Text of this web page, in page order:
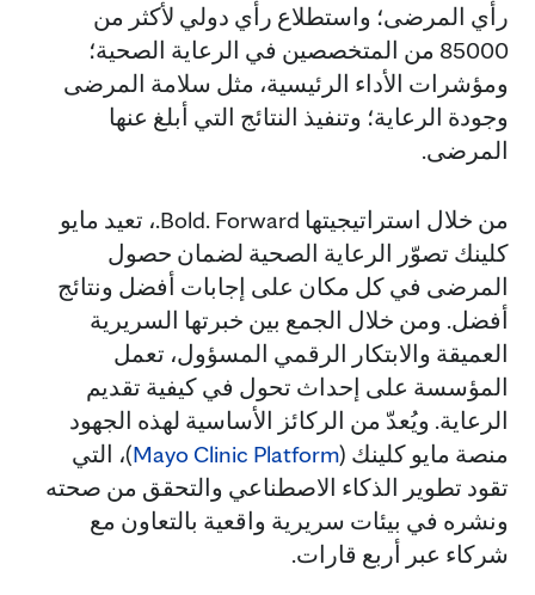
رأي المرضى؛ واستطلاع رأي دولي لأكثر من
85000 من المتخصصين في الرعاية الصحية؛
ومؤشرات الأداء الرئيسية، مثل سلامة المرضى
وجودة الرعاية؛ وتنفيذ النتائج التي أبلغ عنها
المرضى.
من خلال استراتيجيتها Bold. Forward.، تعيد مايو
كلينك تصوّر الرعاية الصحية لضمان حصول
المرضى في كل مكان على إجابات أفضل ونتائج
أفضل. ومن خلال الجمع بين خبرتها السريرية
العميقة والابتكار الرقمي المسؤول، تعمل
المؤسسة على إحداث تحول في كيفية تقديم
الرعاية. ويُعدّ من الركائز الأساسية لهذه الجهود
منصة مايو كلينك (Mayo Clinic Platform)، التي
تقود تطوير الذكاء الاصطناعي والتحقق من صحته
ونشره في بيئات سريرية واقعية بالتعاون مع
شركاء عبر أربع قارات.